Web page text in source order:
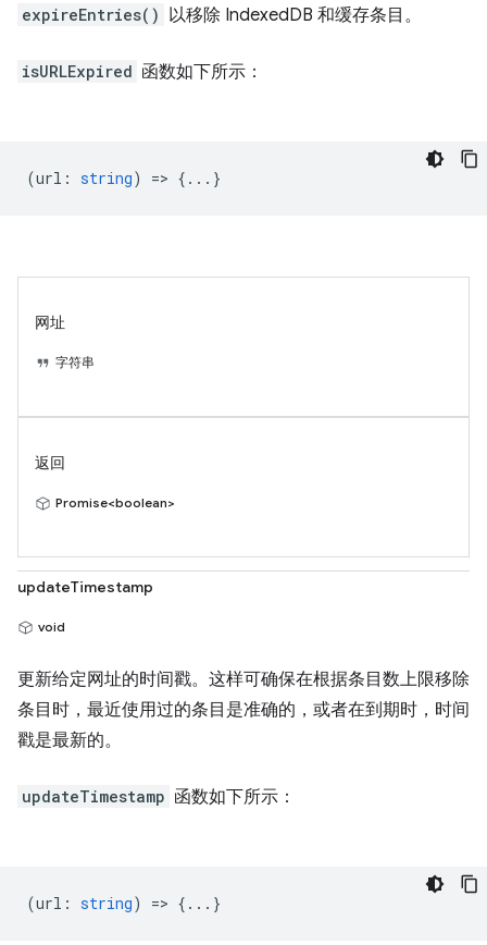
expireEntries() 以移除 IndexedDB 和缓存条目。
isURLExpired 函数如下所示：
(url : string) => {...}
网址
字符串
返回
Promise<boolean>
updateTimestamp
void
更新给定网址的时间戳。这样可确保在根据条目数上限移除
条目时，最近使用过的条目是准确的，或者在到期时，时间
戳是最新的。
updateTimestamp 函数如下所示：
(url : string) => {...}